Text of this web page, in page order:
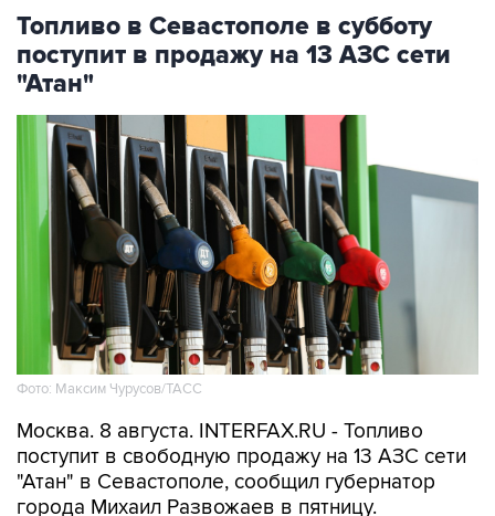
Топливо в Севастополе в субботу
поступит в продажу на 13 АЗС сети
"Атан"
Фото: Максим Чурусов/ТАСС
Москва. 8 августа. INTERFAX.RU - Топливо
поступит в свободную продажу на 13 АЗС сети
"Атан" в Севастополе, сообщил губернатор
города Михаил Развожаев в пятницу.